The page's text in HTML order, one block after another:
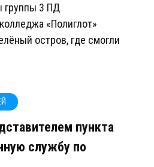
группы 3 ПД
«Полиглот»
остров, где смогли
пункта
службу по